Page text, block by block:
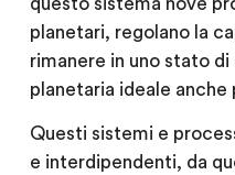
planetari, regolano la
rimanere in uno stato
planetaria ideale
Questi sistemi e
e interdipendenti, da